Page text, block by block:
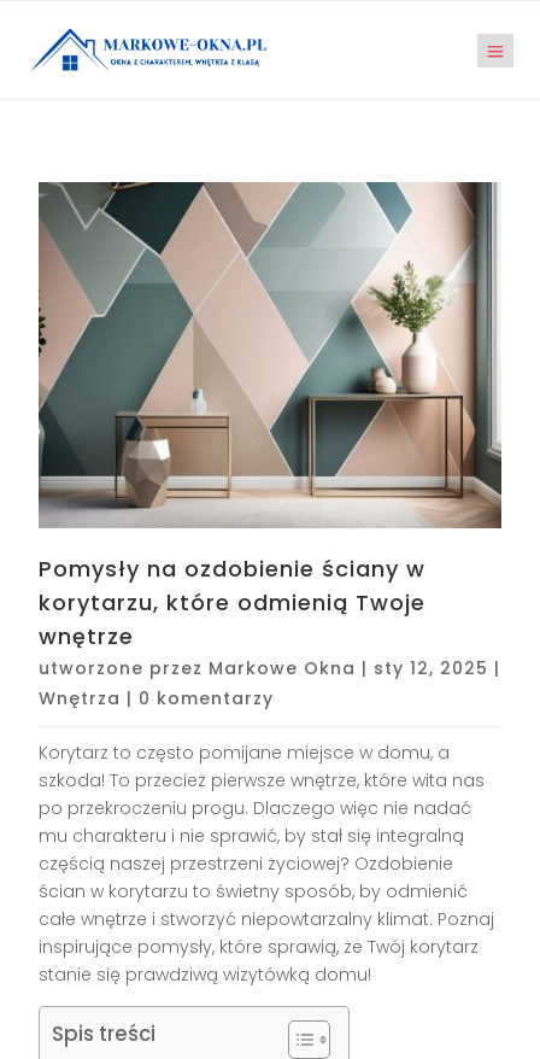
Pomysły na ozdobienie ściany w
korytarzu, które odmienią Twoje
wnętrze
utworzone przez Markowe Okna | sty 12, 2025 |
Wnętrza | 0 komentarzy
Korytarz to często pomijane miejsce w domu, a
szkoda! To przecież pierwsze wnętrze, które wita nas
po przekroczeniu progu. Dlaczego więc nie nadać
mu charakteru i nie sprawić, by stał się integralną
częścią naszej przestrzeni życiowej? Ozdobienie
ścian w korytarzu to świetny sposób, by odmienić
całe wnętrze i stworzyć niepowtarzalny klimat. Poznaj
inspirujące pomysły, które sprawią, że Twój korytarz
stanie się prawdziwą wizytówką domu!
Spis treści